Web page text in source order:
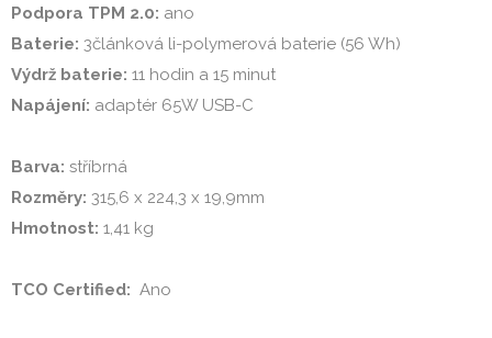
Podpora TPM 2.0:
Baterie:
Výdrž baterie:
Napájení: adaptér 65W USB-C
Barva:
Rozměry:
Hmotnost: 1,41 kg
TCO Certified: Ano